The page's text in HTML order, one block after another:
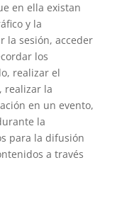
en ella existan
y la
la sesión, acceder
los
realizar el
realizar la
en un evento,
la
para la difusión
a través